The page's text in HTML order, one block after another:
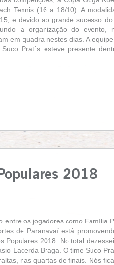
Tennis (16 a 18/10). A
e devido ao grande sucesso
a organização do evento,
em quadra nestes dias. A
Prat´s esteve presente
2018
entre os jogadores como Família
de Paranavaí está
Populares 2018. No total
Lacerda Braga. O time Suco
nas quartas de finais. Nós